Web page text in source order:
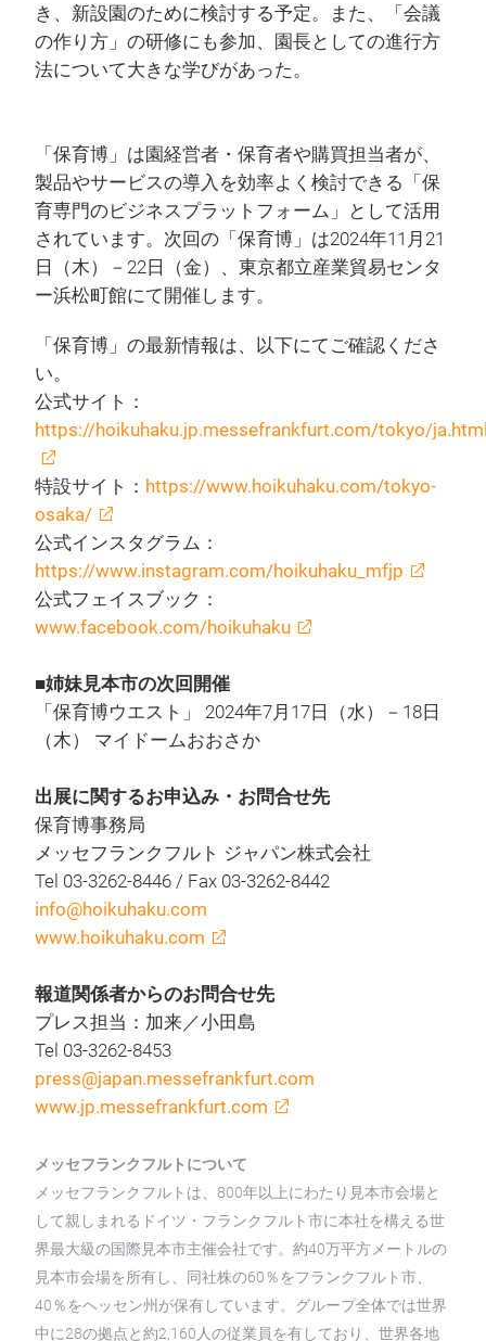
き、新設園のために検討する予定。また、「会議
の作り方」の研修にも参加、園長としての進行方
法について大きな学びがあった。
「保育博」は園経営者・保育者や購買担当者が、
製品やサービスの導入を効率よく検討できる「保
育専門のビジネスプラットフォーム」として活用
されています。次回の「保育博」は2024年11月21
日（木）－22日（金）、東京都立産業貿易センタ
ー浜松町館にて開催します。
「保育博」の最新情報は、以下にてご確認くださ
い。
公式サイト：
https://hoikuhaku.jp.messefrankfurt.com/tokyo/
特設サイト： https://www.hoikuhaku.com/tokyo-
osaka/
公式インスタグラム：
https://www.instagram.com/hoikuhaku_mfjp
公式フェイスブック：
www.facebook.com/hoikuhaku
■姉妹見本市の次回開催
「保育博ウエスト」 2024年7月17日（水）－18日
（木） マイドームおおさか
出展に関するお申込み・お問合せ先
保育博事務局
メッセフランクフルト ジャパン株式会社
Tel 03-3262-8446 / Fax 03-3262-8442
info@hoikuhaku.com
www.hoikuhaku.com
報道関係者からのお問合せ先
プレス担当：加来／小田島
Tel 03-3262-8453
press@japan.messefrankfurt.com
www.jp.messefrankfurt.com
メッセフランクフルトについて
メッセフランクフルトは、800年以上にわたり見本市会場と
して親しまれるドイツ・フランクフルト市に本社を構える世
界最大級の国際見本市主催会社です。約40万平方メートルの
見本市会場を所有し、同社株の60％をフランクフルト市、
40％をヘッセン州が保有しています。グループ全体では世界
中に28の拠点と約2,160人の従業員を有しており、世界各地